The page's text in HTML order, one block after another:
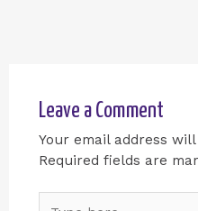
Leave a Comment
Your email address
Required fields are